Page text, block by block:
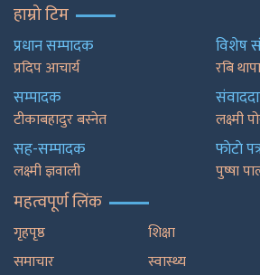
हाम्रो टिम
प्रधान सम्पादक
प्रदिप आचार्य
सम्पादक
टीकाबहादुर बस्नेत
सह-सम्पादक
लक्ष्मी ज्ञवाली
विशेष
रबि थापा
लक्ष्मी
फाेटाे
पुष्षा
महत्वपूर्ण लिंक
गृहपृष्ठ
समाचार
शिक्षा
स्वास्थ्य